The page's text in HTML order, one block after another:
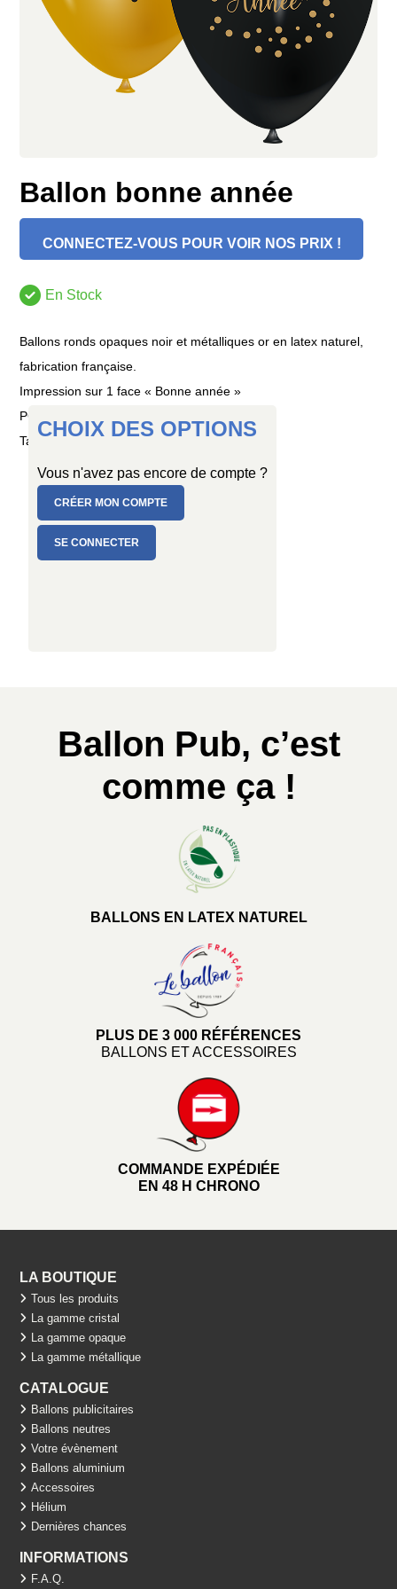
Ballon bonne année
CONNECTEZ-VOUS POUR VOIR NOS PRIX !
En Stock
Ballons ronds opaques noir et métalliques or en latex naturel,
fabrication française.
Impression sur 1 face « Bonne année »
PC de 10 ballons
Taille : Ø 30 cm
CHOIX DES OPTIONS
Vous n'avez pas encore de compte ?
CRÉER MON COMPTE
SE CONNECTER
Ballon Pub, c’est
comme ça !
BALLONS EN LATEX NATUREL
PLUS DE 3 000 RÉFÉRENCES
BALLONS ET ACCESSOIRES
COMMANDE EXPÉDIÉE
EN 48 H CHRONO
LA BOUTIQUE
Tous les produits
La gamme cristal
La gamme opaque
La gamme métallique
CATALOGUE
Ballons publicitaires
Ballons neutres
Votre évènement
Ballons aluminium
Accessoires
Hélium
Dernières chances
INFORMATIONS
F.A.Q.